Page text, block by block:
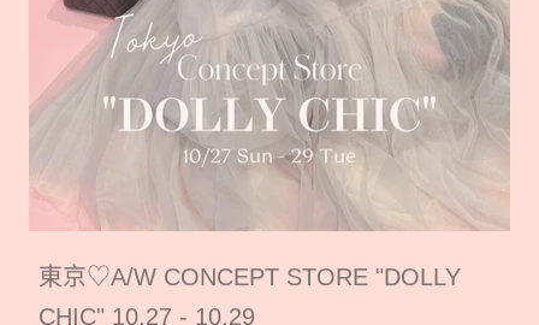
東京♡A/W CONCEPT STORE "DOLLY
CHIC" 10.27 - 10.29